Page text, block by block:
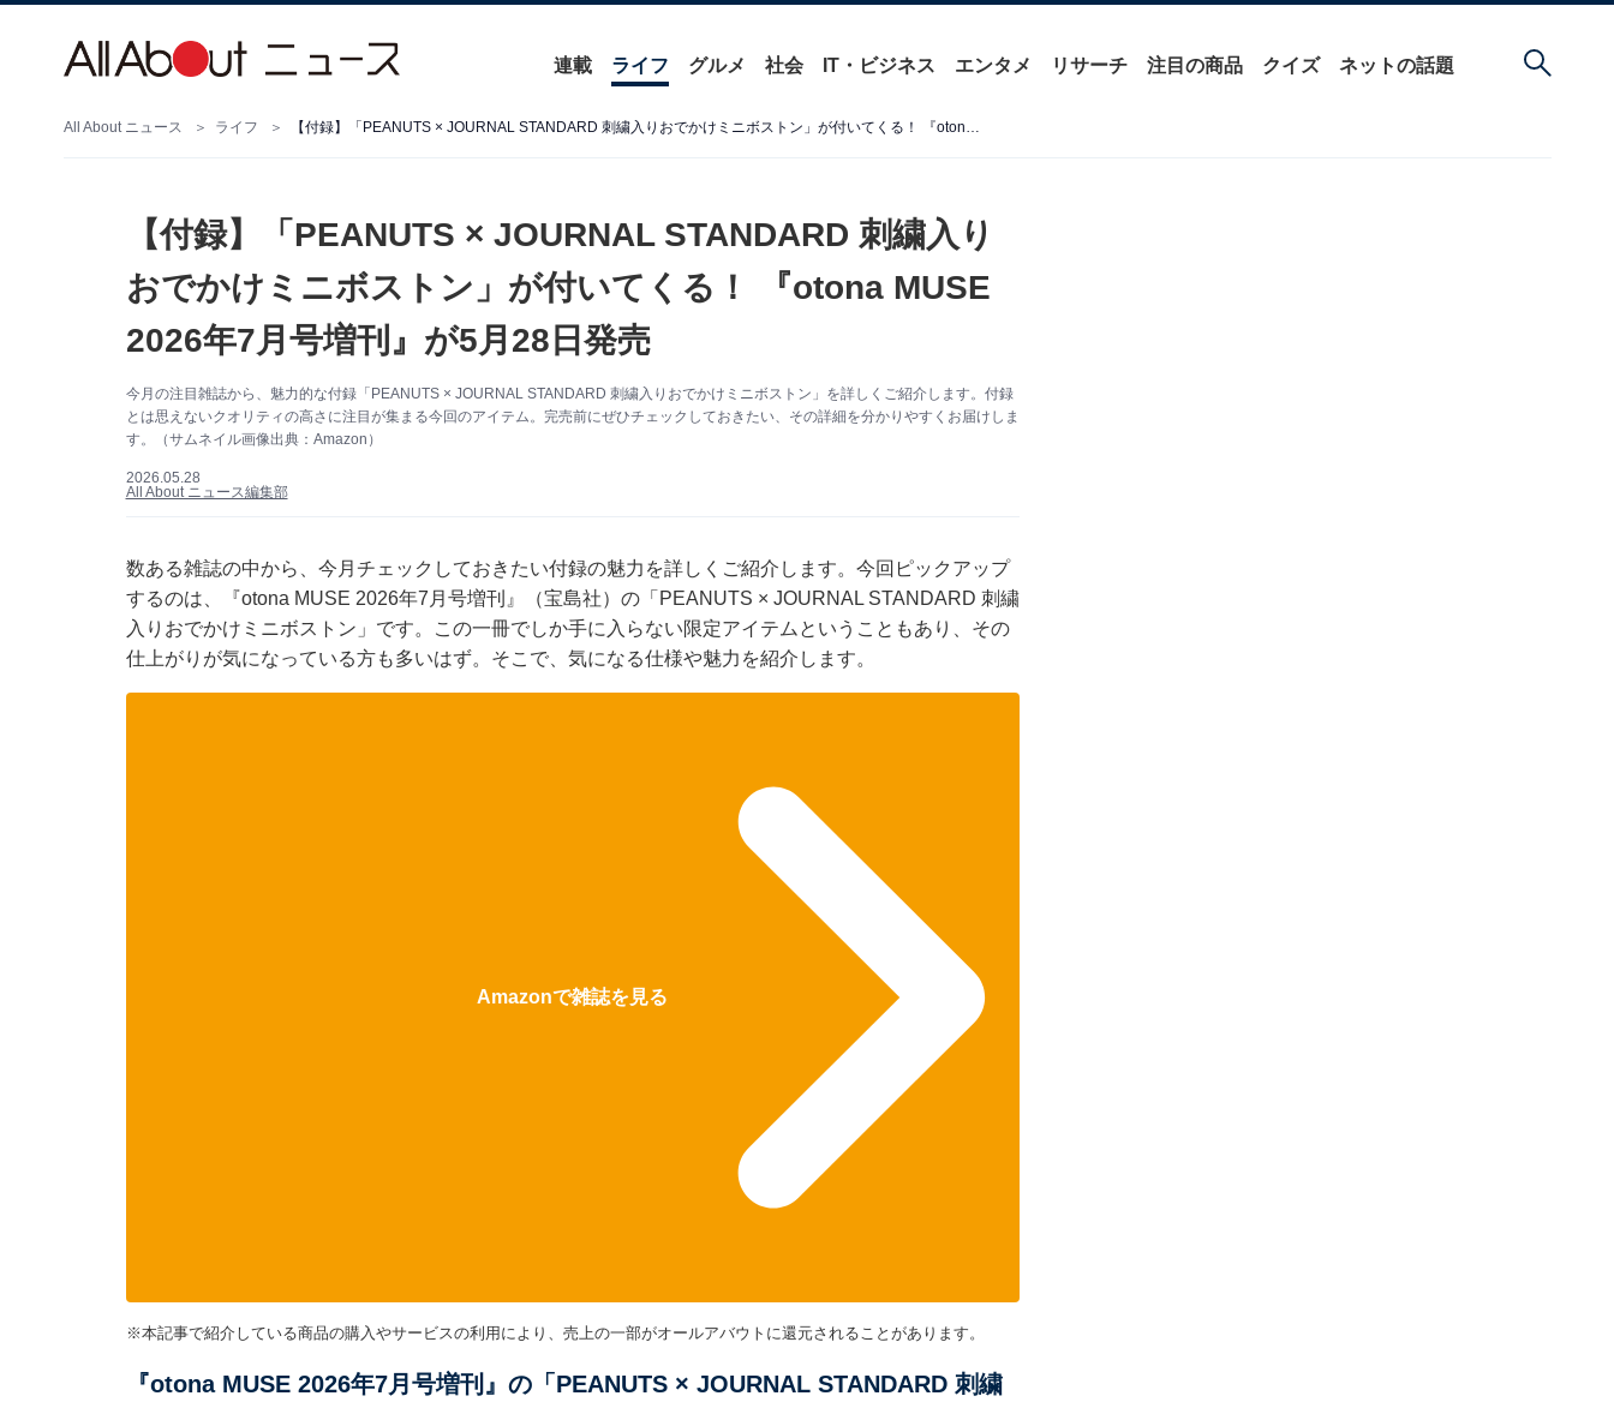
連載 ライフ グルメ 社会 IT・ビジネス エンタメ リサーチ 注目の商品 クイズ ネットの話題
All About ニュース ライフ 【付録】「PEANUTS × JOURNAL STANDARD 刺繍入りおでかけミニボストン」が付いてくる！ 『otona MUSE 2026年7月号増刊』が5月28日発売
【付録】「PEANUTS × JOURNAL STANDARD 刺繍入り
おでかけミニボストン」が付いてくる！ 『otona MUSE
2026年7月号増刊』が5月28日発売
今月の注目雑誌から、魅力的な付録「PEANUTS × JOURNAL STANDARD 刺繍入りおでかけミニボストン」を詳しくご紹介します。付録
とは思えないクオリティの高さに注目が集まる今回のアイテム。完売前にぜひチェックしておきたい、その詳細を分かりやすくお届けしま
す。（サムネイル画像出典：Amazon）
2026.05.28
All About ニュース編集部
数ある雑誌の中から、今月チェックしておきたい付録の魅力を詳しくご紹介します。今回ピックアップ
するのは、『otona MUSE 2026年7月号増刊』（宝島社）の「PEANUTS × JOURNAL STANDARD 刺繍
入りおでかけミニボストン」です。この一冊でしか手に入らない限定アイテムということもあり、その
仕上がりが気になっている方も多いはず。そこで、気になる仕様や魅力を紹介します。
Amazonで雑誌を見る
※本記事で紹介している商品の購入やサービスの利用により、売上の一部がオールアバウトに還元されることがあります。
『otona MUSE 2026年7月号増刊』の「PEANUTS × JOURNAL STANDARD 刺繍